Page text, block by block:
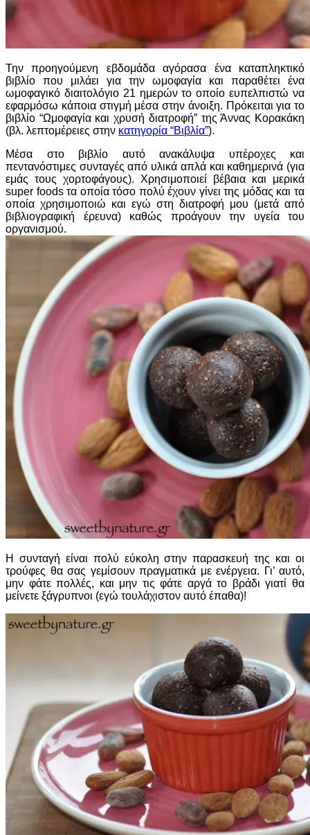
Την προηγούμενη εβδομάδα αγόρασα ένα καταπληκτικό
βιβλίο που μιλάει για την ωμοφαγία και παραθέτει ένα
ωμοφαγικό διαιτολόγιο 21 ημερών το οποίο ευπελπιστώ να
εφαρμόσω κάποια στιγμή μέσα στην άνοιξη. Πρόκειται για το
βιβλίο “Ωμοφαγία και χρυσή διατροφή” της Άννας Κορακάκη
(βλ. λεπτομέρειες στην κατηγορία “Βιβλία”).
Μέσα στο βιβλίο αυτό ανακάλυψα υπέροχες και
πεντανόστιμες συνταγές από υλικά απλά και καθημερινά (για
εμάς τους χορτοφάγους). Χρησιμοποιεί βέβαια και μερικά
super foods τα οποία τόσο πολύ έχουν γίνει της μόδας και τα
οποία χρησιμοποιώ και εγώ στη διατροφή μου (μετά από
βιβλιογραφική έρευνα) καθώς προάγουν την υγεία του
οργανισμού.
Η συνταγή είναι πολύ εύκολη στην παρασκευή της και οι
τρούφες θα σας γεμίσουν πραγματικά με ενέργεια. Γι’ αυτό,
μην φάτε πολλές, και μην τις φάτε αργά το βράδι γιατί θα
μείνετε ξάγρυπνοι (εγώ τουλάχιστον αυτό έπαθα)!